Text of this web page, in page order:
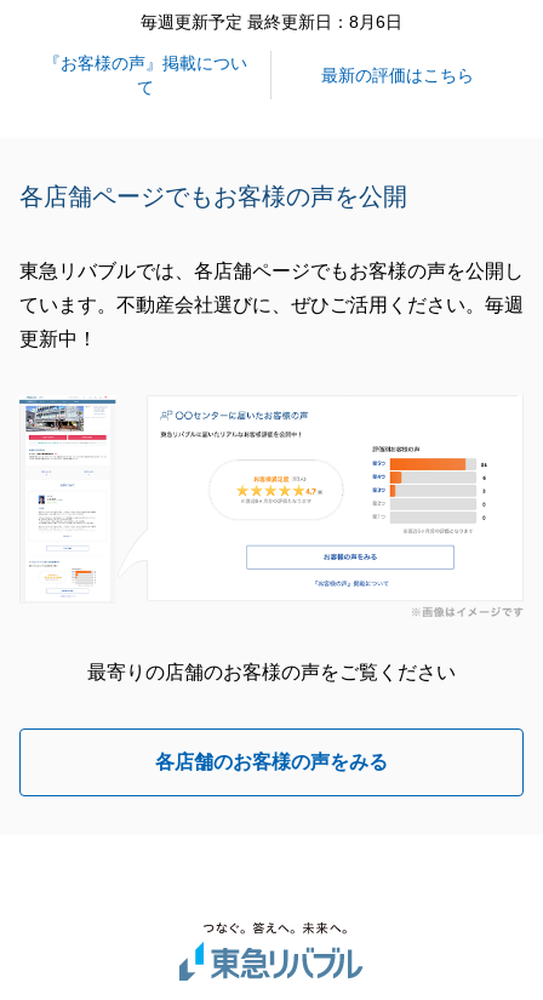
毎週更新予定 最終更新日：8月6日
『お客様の声』掲載につい
て
最新の評価はこちら
各店舗ページでもお客様の声を公開
東急リバブルでは、各店舗ページでもお客様の声を公開し
ています。不動産会社選びに、ぜひご活用ください。毎週
更新中！
最寄りの店舗のお客様の声をご覧ください
各店舗のお客様の声をみる